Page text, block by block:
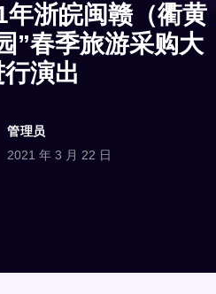
浙皖闽赣（衢黄
”春季旅游采购大
演出
管理员
2021 年 3 月 22 日